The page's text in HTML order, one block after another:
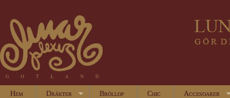
Hem Dräkter Bröllop Chic Accesoarer